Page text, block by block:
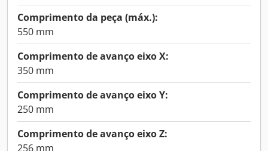
Comprimento da peça (máx.):
550 mm
Comprimento de avanço eixo X:
350 mm
Comprimento de avanço eixo Y:
250 mm
Comprimento de avanço eixo Z:
256 mm